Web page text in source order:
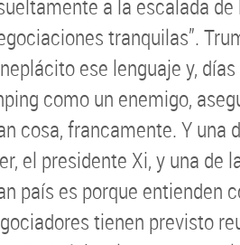
a la escalada
tranquilas”.
ese lenguaje y,
como un enemigo,
cosa, francamente. Y una
el presidente Xi, y una de
país es porque entienden
tienen previsto